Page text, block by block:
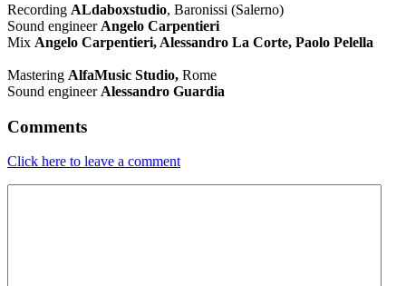
Recording ALdaboxstudio, Baronissi (Salerno)
Sound engineer Angelo Carpentieri
Mix Angelo Carpentieri, Alessandro La Corte, Paolo Pelella
Mastering AlfaMusic Studio, Rome
Sound engineer Alessandro Guardia
Comments
Click here to leave a comment